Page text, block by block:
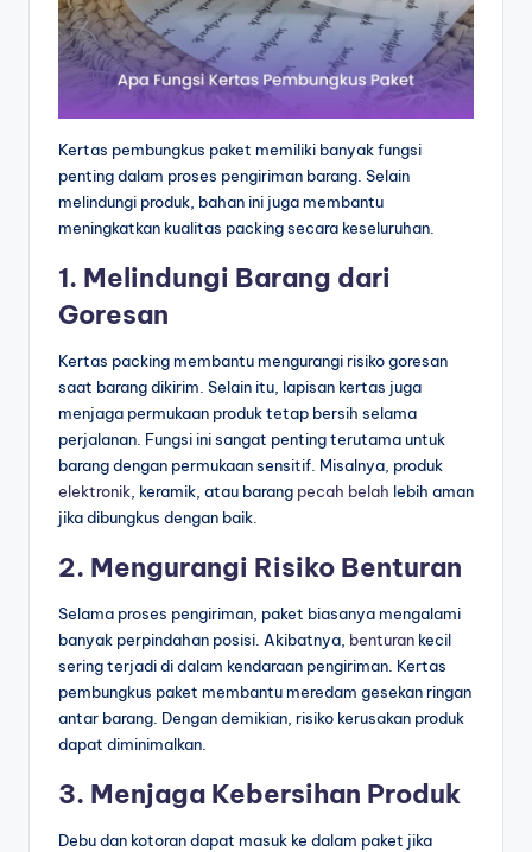
Kertas pembungkus paket memiliki banyak fungsi
penting dalam proses pengiriman barang. Selain
melindungi produk, bahan ini juga membantu
meningkatkan kualitas packing secara keseluruhan.
1. Melindungi Barang dari
Goresan
Kertas packing membantu mengurangi risiko goresan
saat barang dikirim. Selain itu, lapisan kertas juga
menjaga permukaan produk tetap bersih selama
perjalanan. Fungsi ini sangat penting terutama untuk
barang dengan permukaan sensitif. Misalnya, produk
elektronik, keramik, atau barang pecah belah lebih aman
jika dibungkus dengan baik.
2. Mengurangi Risiko Benturan
Selama proses pengiriman, paket biasanya mengalami
banyak perpindahan posisi. Akibatnya, benturan kecil
sering terjadi di dalam kendaraan pengiriman. Kertas
pembungkus paket membantu meredam gesekan ringan
antar barang. Dengan demikian, risiko kerusakan produk
dapat diminimalkan.
3. Menjaga Kebersihan Produk
Debu dan kotoran dapat masuk ke dalam paket jika